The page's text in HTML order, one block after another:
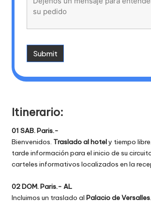
Itinerario:
01 SAB. Paris.-
Bienvenidos. Traslado al hotely tiempo
tarde información para el inicio de su
carteles informativos localizados en la
02 DOM. Paris.- AL
Incluimos un traslado al Palacio de Versalles